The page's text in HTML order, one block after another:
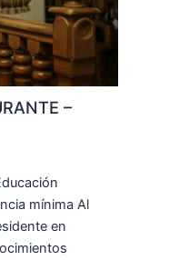
–
mínima Al
en